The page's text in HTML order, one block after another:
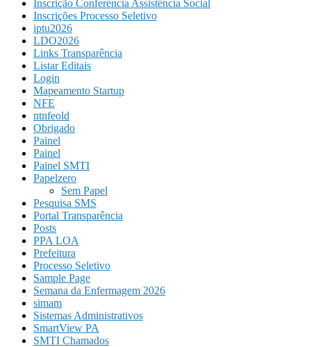
Inscrição Conferência Assistência Social
Inscrições Processo Seletivo
iptu2026
LDO2026
Links Transparência
Listar Editais
Login
Mapeamento Startup
NFE
ntnfeold
Obrigado
Painel
Painel
Painel SMTI
Papelzero
Sem Papel
Pesquisa SMS
Portal Transparência
Posts
PPA LOA
Prefeitura
Processo Seletivo
Sample Page
Semana da Enfermagem 2026
simam
Sistemas Administrativos
SmartView PA
SMTI Chamados